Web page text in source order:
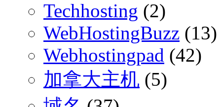
Techhosting (2)
WebHostingBuzz (13)
Webhostingpad (42)
加拿大主机 (5)